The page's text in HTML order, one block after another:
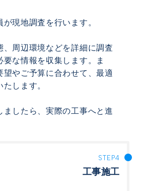
現地調査を行います。
、周辺環境などを詳細に調査
要な情報を収集します。ま
望やご予算に合わせて、最適
します。
ましたら、実際の工事へと進
工事施工